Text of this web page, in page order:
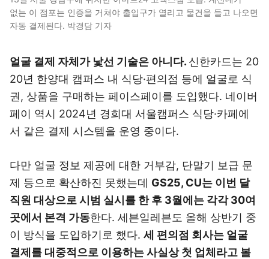
없는 이 점포는 인증을 거쳐야 출입구가 열리고 물건을 들고 나오면
자동 결제된다. 박경담 기자
얼굴 결제 자체가 낯선 기술은 아니다. 신한카드는 20
20년 한양대 캠퍼스 내 식당·편의점 등에 얼굴로 식
권, 상품을 구매하는 페이스페이를 도입했다. 네이버
페이 역시 2024년 경희대 서울캠퍼스 식당·카페에
서 같은 결제 시스템을 운영 중이다.
다만 얼굴 정보 제공에 대한 거부감, 단말기 보급 문
제 등으로 확산하진 못했는데 GS25, CU는 이번 달
직원 대상으로 시범 실시를 한 후 3월에는 각각 30여
곳에서 본격 가동한다. 세븐일레븐도 올해 상반기 중
이 방식을 도입하기로 했다. 세 편의점 회사는 얼굴
결제를 대중적으로 이용하는 사실상 첫 업체라고 볼